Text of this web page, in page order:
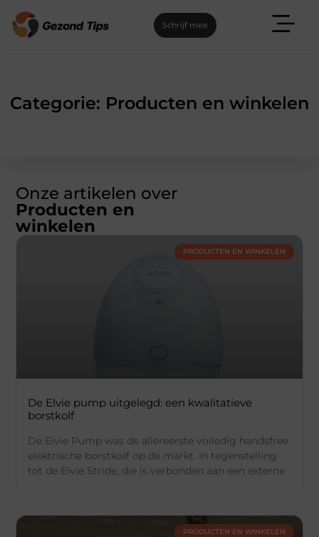
Schrijf mee
Categorie: Producten en winkelen
Onze artikelen over
Producten en
winkelen
PRODUCTEN EN WINKELEN
De Elvie pump uitgelegd: een kwalitatieve
borstkolf
De Elvie Pump was de allereerste volledig handsfree
elektrische borstkolf op de markt. In tegenstelling
tot de Elvie Stride, die is verbonden aan een externe
PRODUCTEN EN WINKELEN